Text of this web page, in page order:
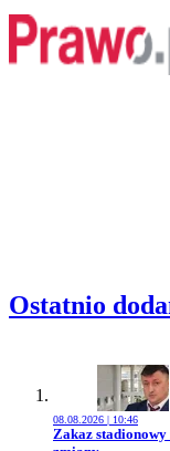
Ostatnio
08.08.2026 | 10:46
Przejdź do
Zakaz stadionowy